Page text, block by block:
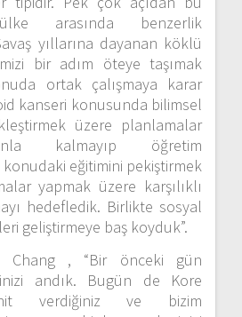
arasında benzerlik
yıllarına dayanan köklü
bir adım öteye taşımak
ortak çalışmaya karar
kanseri konusunda bilimsel
üzere planlamalar
kalmayıp öğretim
konudaki eğitimini pekiştirmek
yapmak üzere karşılıklı
hedefledik. Birlikte sosyal
geliştirmeye baş koyduk”.
Chang , “Bir önceki gün
andık. Bugün de Kore
verdiğiniz ve bizim